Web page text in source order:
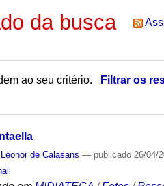
da busca
ao seu critério.
Filtrar os
de Calasans — publicado 26/04/